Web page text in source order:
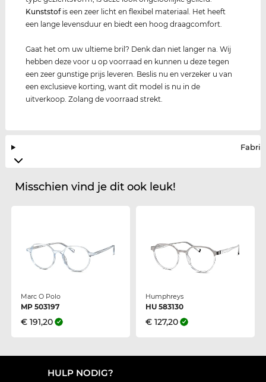
Kunststofis een zeer licht en flexibel materiaal. Het heeft
een lange levensduur en biedt een hoog draagcomfort.
Gaat het om uw ultieme bril? Denk dan niet langer na. Wij
hebben deze voor u op voorraad en kunnen u deze tegen
een zeer gunstige prijs leveren. Beslis nu en verzeker u van
een exclusieve korting, want dit model is nu in de
uitverkoop. Zolang de voorraad strekt.
Misschien vind je dit ook leuk!
Marc O Polo
MP 503197
€ 191,20
Humphreys
HU 583130
€ 127,20
HULP NODIG?